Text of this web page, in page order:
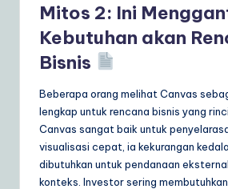
Mitos 2: Ini
Kebutuhan akan
Bisnis
Beberapa orang melihat Canvas
lengkap untuk rencana bisnis yang
Canvas sangat baik untuk
visualisasi cepat, ia kekurangan
dibutuhkan untuk pendanaan
konteks. Investor sering